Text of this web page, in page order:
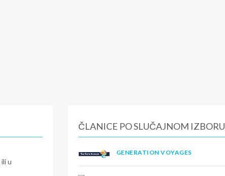
u
ČLANICE PO SLUČAJNOM IZBORU
GENERATION VOYAGES